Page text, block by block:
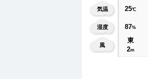
気温
湿度
風
25℃
87%
東
2m